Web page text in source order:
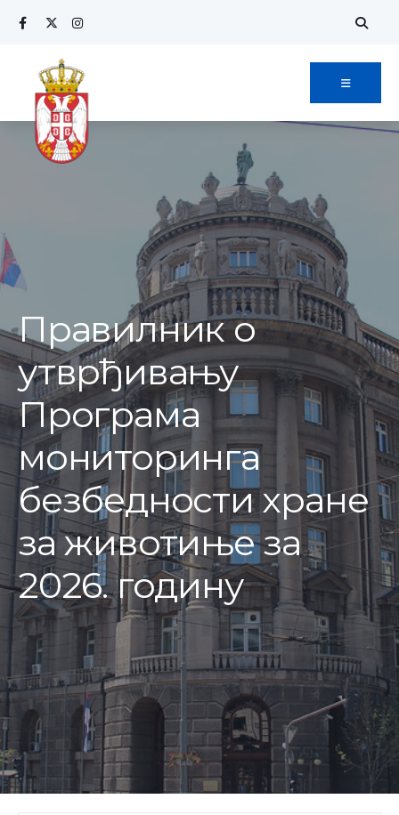
Skip
content
Правилник о
утврђивању
Програма
мониторинга
безбедности хране
за животиње за
2026. годину
Search